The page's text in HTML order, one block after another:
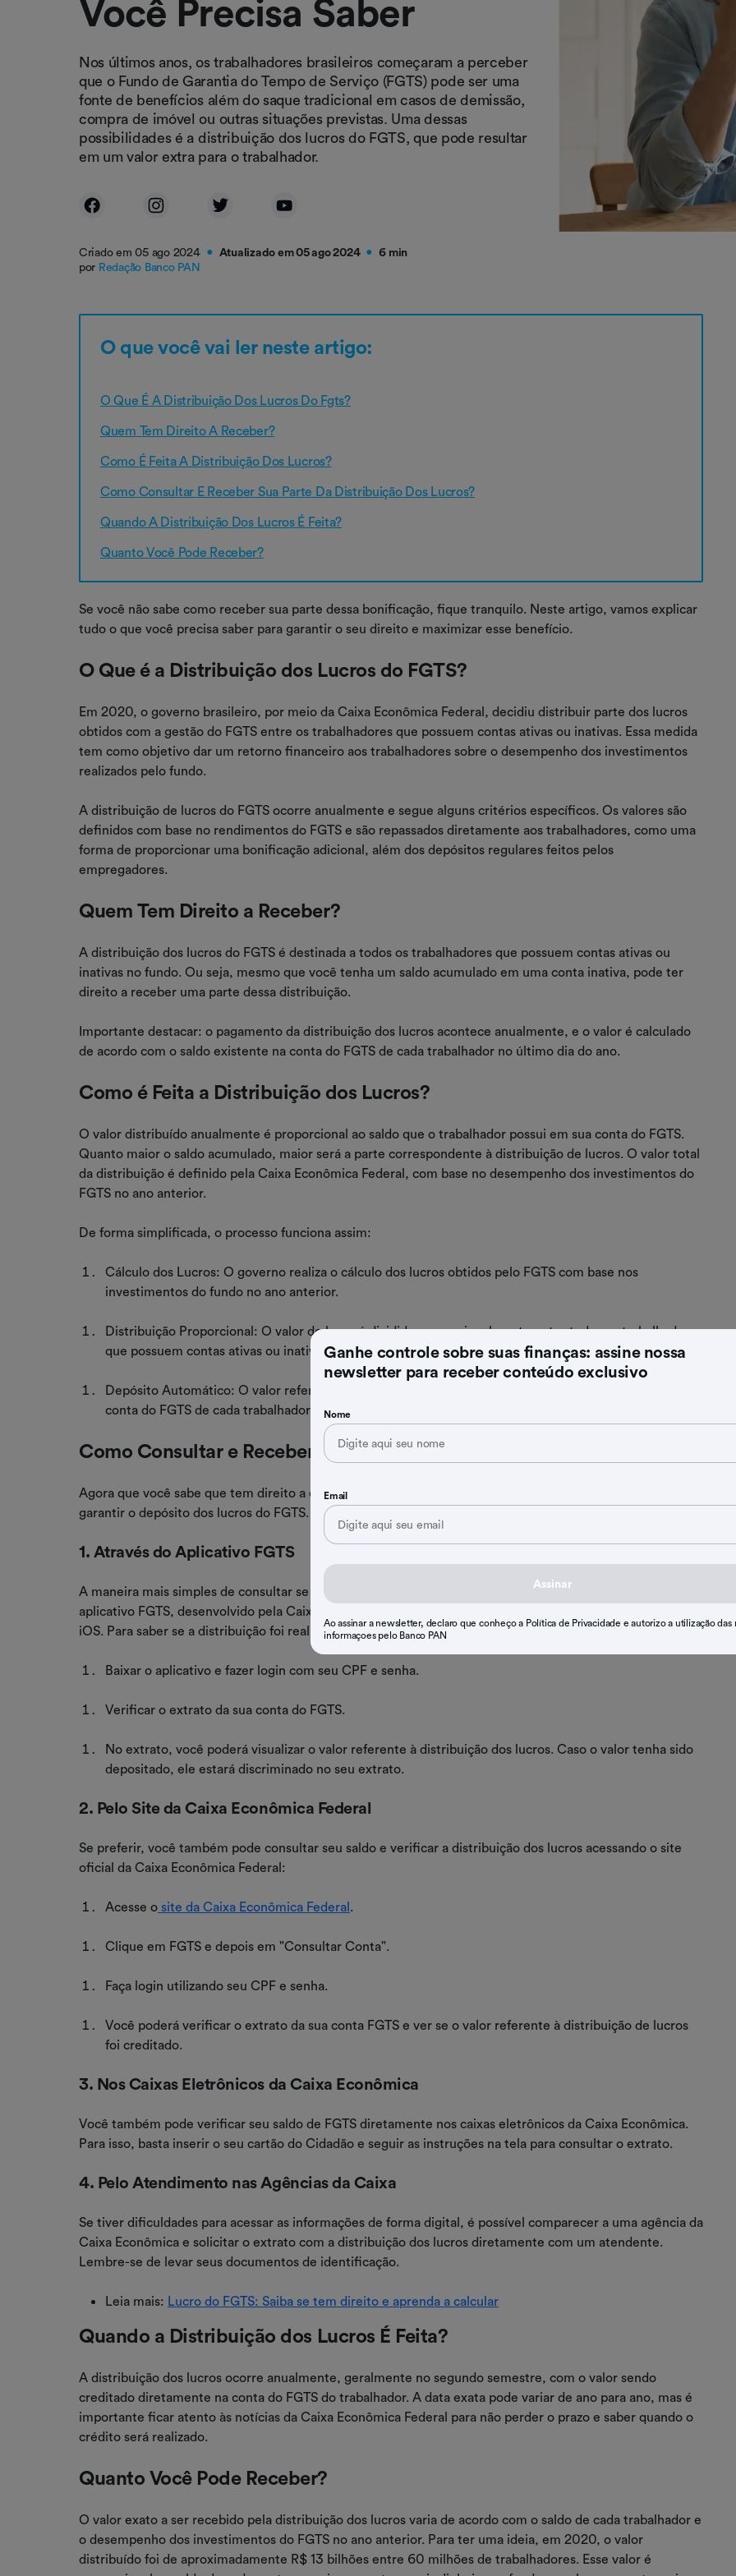
Você Precisa Saber
Nos últimos anos, os trabalhadores brasileiros começaram a perceber
que o Fundo de Garantia do Tempo de Serviço (FGTS) pode ser uma
fonte de benefícios além do saque tradicional em casos de demissão,
compra de imóvel ou outras situações previstas. Uma dessas
possibilidades é a distribuição dos lucros do FGTS, que pode resultar
em um valor extra para o trabalhador.
Criado em 05 ago 2024 ● Atualizado em 05 ago 2024 ●
6 min
por Redação Banco PAN
O que você vai ler neste artigo:
O Que É A Distribuição Dos Lucros Do Fgts?
Quem Tem Direito A Receber?
Como É Feita A Distribuição Dos Lucros?
Como Consultar E Receber Sua Parte Da Distribuição Dos Lucros?
Quando A Distribuição Dos Lucros É Feita?
Quanto Você Pode Receber?
Se você não sabe como receber sua parte dessa bonificação, fique tranquilo. Neste artigo, vamos explicar
tudo o que você precisa saber para garantir o seu direito e maximizar esse benefício.
O Que é a Distribuição dos Lucros do FGTS?
Em 2020, o governo brasileiro, por meio da Caixa Econômica Federal, decidiu distribuir parte dos lucros
obtidos com a gestão do FGTS entre os trabalhadores que possuem contas ativas ou inativas. Essa medida
tem como objetivo dar um retorno financeiro aos trabalhadores sobre o desempenho dos investimentos
realizados pelo fundo.
A distribuição de lucros do FGTS ocorre anualmente e segue alguns critérios específicos. Os valores são
definidos com base no rendimentos do FGTS e são repassados diretamente aos trabalhadores, como uma
forma de proporcionar uma bonificação adicional, além dos depósitos regulares feitos pelos
empregadores.
Quem Tem Direito a Receber?
A distribuição dos lucros do FGTS é destinada a todos os trabalhadores que possuem contas ativas ou
inativas no fundo. Ou seja, mesmo que você tenha um saldo acumulado em uma conta inativa, pode ter
direito a receber uma parte dessa distribuição.
Importante destacar: o pagamento da distribuição dos lucros acontece anualmente, e o valor é calculado
de acordo com o saldo existente na conta do FGTS de cada trabalhador no último dia do ano.
Como é Feita a Distribuição dos Lucros?
O valor distribuído anualmente é proporcional ao saldo que o trabalhador possui em sua conta do FGTS.
Quanto maior o saldo acumulado, maior será a parte correspondente à distribuição de lucros. O valor total
da distribuição é definido pela Caixa Econômica Federal, com base no desempenho dos investimentos do
FGTS no ano anterior.
De forma simplificada, o processo funciona assim:
Cálculo dos Lucros: O governo realiza o cálculo dos lucros obtidos pelo FGTS com base nos
investimentos do fundo no ano anterior.
Distribuição Proporcional: O valor do lucro é dividido proporcionalmente entre todos os trabalhadores
que possuem contas ativas ou inativas, com base no saldo de cada conta.
Depósito Automático: O valor referente à distribuição dos lucros é creditado automaticamente na
conta do FGTS de cada trabalhador.
Como Consultar e Receber sua Parte da Distribuição dos Lucros?
Agora que você sabe que tem direito a essa distribuição extra, é importante entender como consultar e
garantir o depósito dos lucros do FGTS.
1. Através do Aplicativo FGTS
A maneira mais simples de consultar se você recebeu a distribuição dos lucros do FGTS é por meio do
aplicativo FGTS, desenvolvido pela Caixa Econômica Federal. O app é gratuito e disponível para Android e
iOS. Para saber se a distribuição foi realizada, basta:
Baixar o aplicativo e fazer login com seu CPF e senha.
Verificar o extrato da sua conta do FGTS.
No extrato, você poderá visualizar o valor referente à distribuição dos lucros. Caso o valor tenha sido
depositado, ele estará discriminado no seu extrato.
2. Pelo Site da Caixa Econômica Federal
Se preferir, você também pode consultar seu saldo e verificar a distribuição dos lucros acessando o site
oficial da Caixa Econômica Federal:
Acesse o site da Caixa Econômica Federal.
Clique em FGTS e depois em "Consultar Conta".
Faça login utilizando seu CPF e senha.
Você poderá verificar o extrato da sua conta FGTS e ver se o valor referente à distribuição de lucros
foi creditado.
3. Nos Caixas Eletrônicos da Caixa Econômica
Você também pode verificar seu saldo de FGTS diretamente nos caixas eletrônicos da Caixa Econômica.
Para isso, basta inserir o seu cartão do Cidadão e seguir as instruções na tela para consultar o extrato.
4. Pelo Atendimento nas Agências da Caixa
Se tiver dificuldades para acessar as informações de forma digital, é possível comparecer a uma agência da
Caixa Econômica e solicitar o extrato com a distribuição dos lucros diretamente com um atendente.
Lembre-se de levar seus documentos de identificação.
Leia mais: Lucro do FGTS: Saiba se tem direito e aprenda a calcular
Quando a Distribuição dos Lucros É Feita?
A distribuição dos lucros ocorre anualmente, geralmente no segundo semestre, com o valor sendo
creditado diretamente na conta do FGTS do trabalhador. A data exata pode variar de ano para ano, mas é
importante ficar atento às notícias da Caixa Econômica Federal para não perder o prazo e saber quando o
crédito será realizado.
Quanto Você Pode Receber?
O valor exato a ser recebido pela distribuição dos lucros varia de acordo com o saldo de cada trabalhador e
o desempenho dos investimentos do FGTS no ano anterior. Para ter uma ideia, em 2020, o valor
distribuído foi de aproximadamente R$ 13 bilhões entre 60 milhões de trabalhadores. Esse valor é
Ganhe controle sobre suas finanças: assine nossa
newsletter para receber conteúdo exclusivo
Nome
Email
Assinar
Ao assinar a newsletter, declaro que conheço a Política de Privacidade e autorizo a utilização das
informaçoes pelo Banco PAN